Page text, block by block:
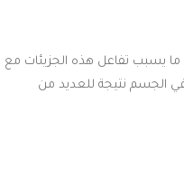
ما يسبب تفاعل هذه الجزيئات مع
الجسم نتيجة للعديد من